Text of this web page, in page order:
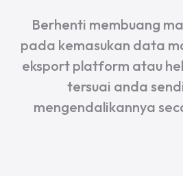
Berhenti membuang
pada kemasukan data
eksport platform atau
tersuai anda
mengendalikannya